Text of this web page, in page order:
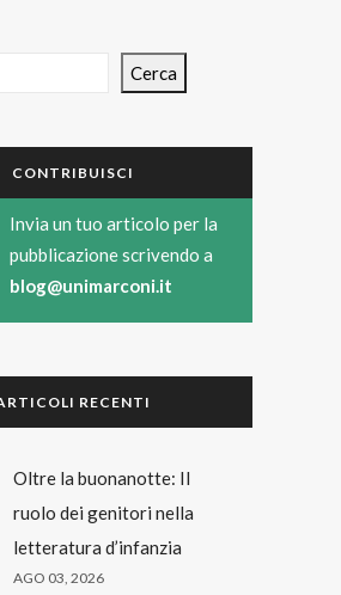
Cerca
CONTRIBUISCI
Invia un tuo articolo per la
pubblicazione scrivendo a
blog@unimarconi.it
RECENTI
Oltre la buonanotte: Il
ruolo dei genitori nella
letteratura d’infanzia
AGO 03, 2026